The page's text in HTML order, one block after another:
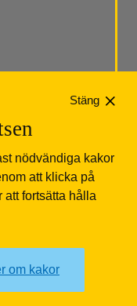
nödvändiga kakor
att klicka på
att fortsätta hålla
om kakor
Stäng